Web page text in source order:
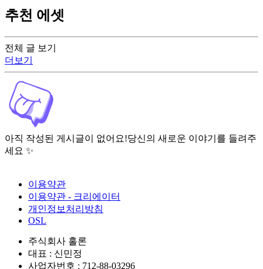
전체 글 보기
더보기
아직 작성된 게시글이 없어요!당신의 새로운 이야기를 들려주
세요 ✨
추천 에셋
이용약관
이용약관 - 크리에이터
개인정보처리방침
OSL
주식회사 홀론
대표 : 신민정
사업자번호 : 712-88-03296